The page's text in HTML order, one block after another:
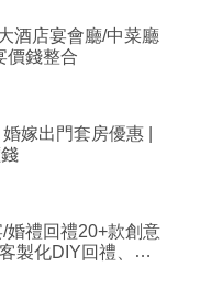
酒店宴會廳/中菜廳
價錢整合
婚嫁出門套房優惠 |
婚禮回禮20+款創意
製化DIY回禮、姊